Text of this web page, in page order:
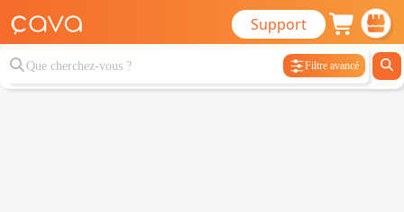
Support
Filtre avancé